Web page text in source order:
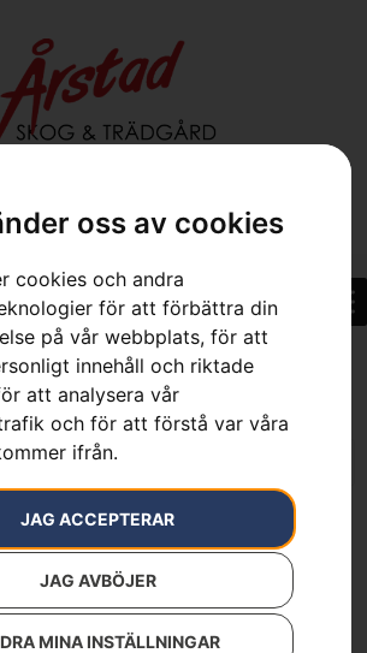
oss av cookies
cookies och andra
för att förbättra din
på vår webbplats, för att
innehåll och riktade
att analysera vår
och för att förstå var våra
ifrån.
JAG ACCEPTERAR
JAG AVBÖJER
MINA INSTÄLLNINGAR